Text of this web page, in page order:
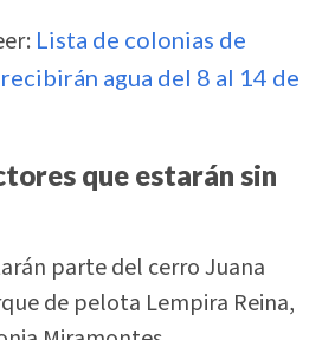
Lista de colonias de
agua del 8 al 14 de
que estarán sin
parte del cerro Juana
de pelota Lempira Reina,